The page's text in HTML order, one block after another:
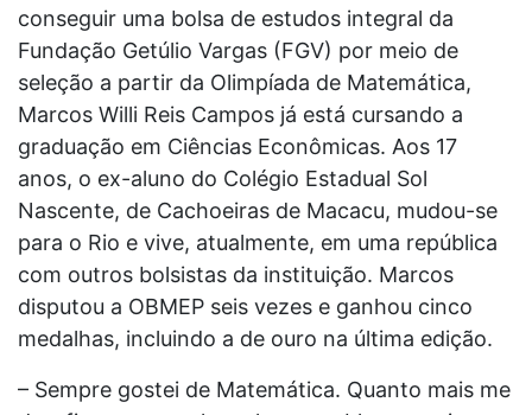
conseguir uma bolsa de estudos integral da
Fundação Getúlio Vargas (FGV) por meio de
seleção a partir da Olimpíada de Matemática,
Marcos Willi Reis Campos já está cursando a
graduação em Ciências Econômicas. Aos 17
anos, o ex-aluno do Colégio Estadual Sol
Nascente, de Cachoeiras de Macacu, mudou-se
para o Rio e vive, atualmente, em uma república
com outros bolsistas da instituição. Marcos
disputou a OBMEP seis vezes e ganhou cinco
medalhas, incluindo a de ouro na última edição.
– Sempre gostei de Matemática. Quanto mais me